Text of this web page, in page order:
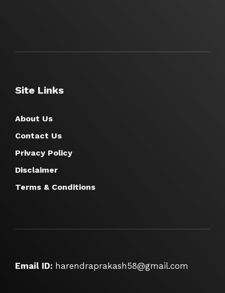
Site Links
About Us
Contact Us
Privacy Policy
Disclaimer
Terms & Conditions
Email ID: harendraprakash58@gmail.com